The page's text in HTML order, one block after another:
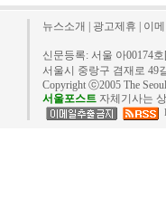
뉴스소개 광고제휴 이
신문등록: 서울 아00174
서울시 중랑구 겸재로 49
Copyright ⓒ2005 The
서울포스트 자체기사는